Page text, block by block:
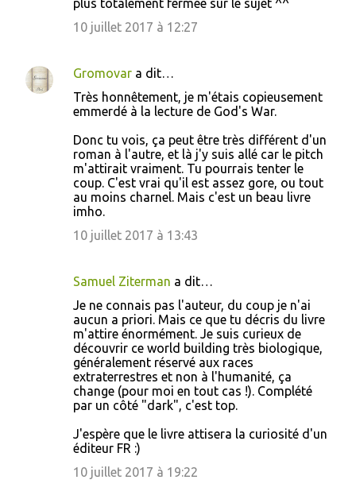
plus totalement fermée sur le sujet ^^
10 juillet 2017 à 12:27
Gromovar a dit…
Très honnêtement, je m'étais copieusement
emmerdé à la lecture de God's War.
Donc tu vois, ça peut être très différent d'un
roman à l'autre, et là j'y suis allé car le pitch
m'attirait vraiment. Tu pourrais tenter le
coup. C'est vrai qu'il est assez gore, ou tout
au moins charnel. Mais c'est un beau livre
imho.
10 juillet 2017 à 13:43
Samuel Ziterman a dit…
Je ne connais pas l'auteur, du coup je n'ai
aucun a priori. Mais ce que tu décris du livre
m'attire énormément. Je suis curieux de
découvrir ce world building très biologique,
généralement réservé aux races
extraterrestres et non à l'humanité, ça
change (pour moi en tout cas !). Complété
par un côté "dark", c'est top.
J'espère que le livre attisera la curiosité d'un
éditeur FR :)
10 juillet 2017 à 19:22